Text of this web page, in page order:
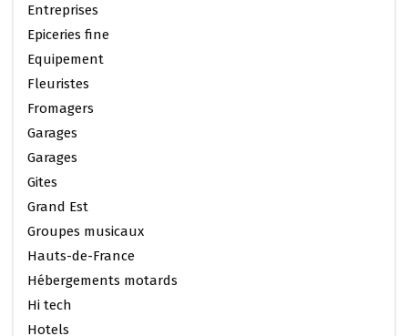
Entreprises
Epiceries fine
Equipement
Fleuristes
Fromagers
Garages
Garages
Gites
Grand Est
Groupes musicaux
Hauts-de-France
Hébergements motards
Hi tech
Hotels